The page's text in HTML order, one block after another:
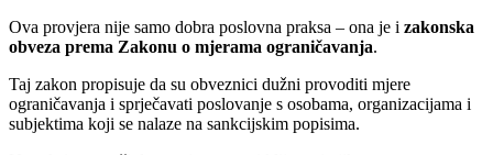
Ova provjera nije samo dobra poslovna praksa – ona je i zakonska
obveza prema Zakonu o mjerama ograničavanja.
Taj zakon propisuje da su obveznici dužni provoditi mjere
ograničavanja i sprječavati poslovanje s osobama, organizacijama i
subjektima koji se nalaze na sankcijskim popisima.